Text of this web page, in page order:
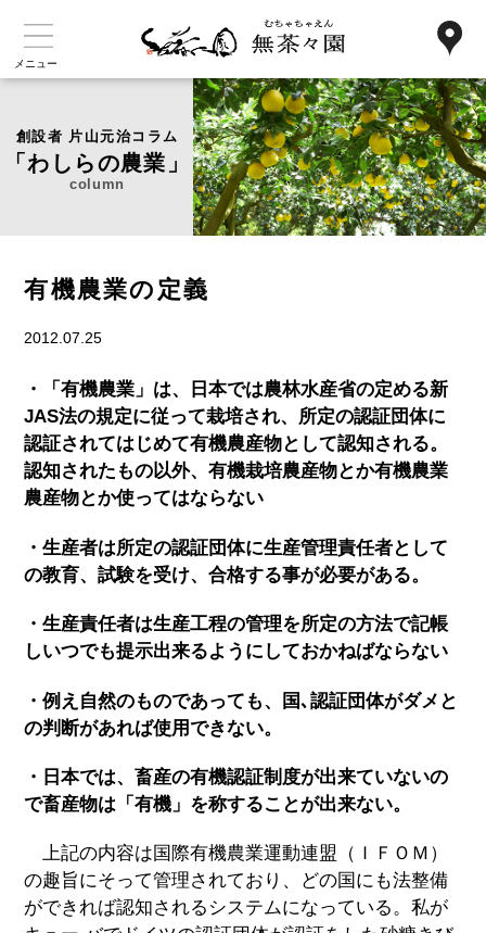
メニュー
創設者 片山元治コラム
「わしらの農業」
column
有機農業の定義
2012.07.25
・「有機農業」は、日本では農林水産省の定める新
JAS法の規定に従って栽培され、所定の認証団体に
認証されてはじめて有機農産物として認知される。
認知されたもの以外、有機栽培農産物とか有機農業
農産物とか使ってはならない
・生産者は所定の認証団体に生産管理責任者として
の教育、試験を受け、合格する事が必要がある。
・生産責任者は生産工程の管理を所定の方法で記帳
しいつでも提示出来るようにしておかねばならない
・例え自然のものであっても、国､認証団体がダメと
の判断があれば使用できない。
・日本では、畜産の有機認証制度が出来ていないの
で畜産物は「有機」を称することが出来ない。
上記の内容は国際有機農業運動連盟（ＩＦＯＭ）
の趣旨にそって管理されており、どの国にも法整備
ができれば認知されるシステムになっている。私が